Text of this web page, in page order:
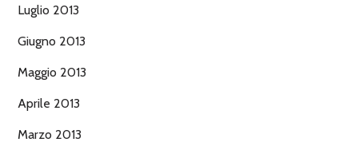
Luglio 2013
Giugno 2013
Maggio 2013
Aprile 2013
Marzo 2013